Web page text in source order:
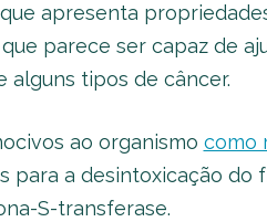
apresenta
parece ser capaz de
alguns tipos de câncer.
ao organismo como
para a desintoxicação do
S-transferase.